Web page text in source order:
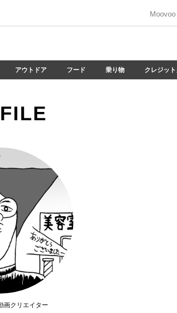
Moovoo
アウトドア フード 乗り物 クレジッ
画クリエイター